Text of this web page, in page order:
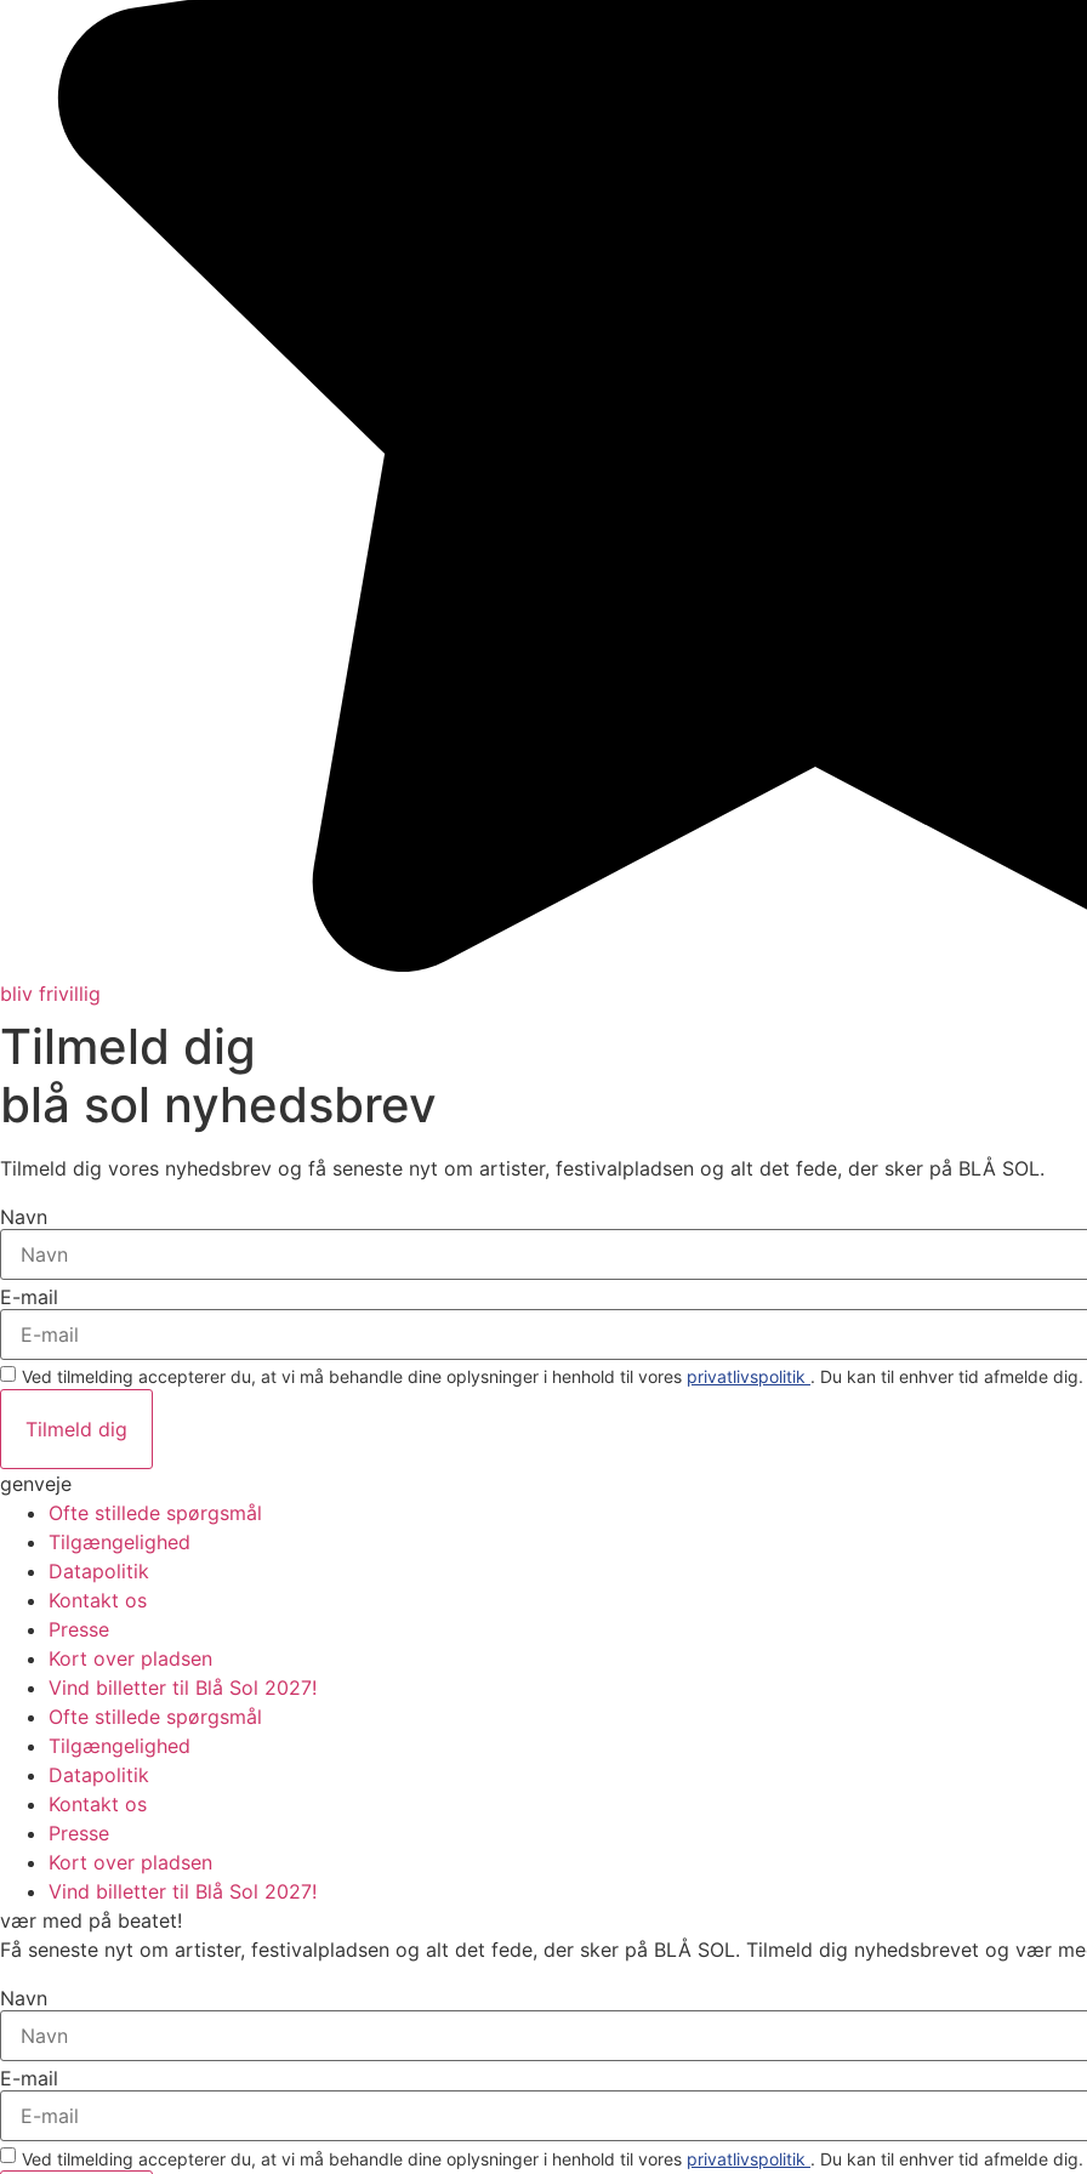
bliv frivillig
Tilmeld dig
blå sol nyhedsbrev
Tilmeld dig vores nyhedsbrev og få seneste nyt om artister, festivalpladsen og alt det fede, der sker på BLÅ SOL.
Navn
E-mail
Ved tilmelding accepterer du, at vi må behandle dine oplysninger i henhold til vores privatlivspolitik . Du kan til enhver tid afmelde dig.
Tilmeld dig
genveje
Ofte stillede spørgsmål
Tilgængelighed
Datapolitik
Kontakt os
Presse
Kort over pladsen
Vind billetter til Blå Sol 2027!
Ofte stillede spørgsmål
Tilgængelighed
Datapolitik
Kontakt os
Presse
Kort over pladsen
Vind billetter til Blå Sol 2027!
vær med på beatet!
Få seneste nyt om artister, festivalpladsen og alt det fede, der sker på BLÅ SOL. Tilmeld dig nyhedsbrevet og vær
Navn
E-mail
Ved tilmelding accepterer du, at vi må behandle dine oplysninger i henhold til vores privatlivspolitik . Du kan til enhver tid afmelde dig.